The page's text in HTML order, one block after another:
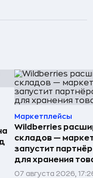
Маркетплейсы
Wildberries
складов —
запустит
для хранения
07 августа 2026,